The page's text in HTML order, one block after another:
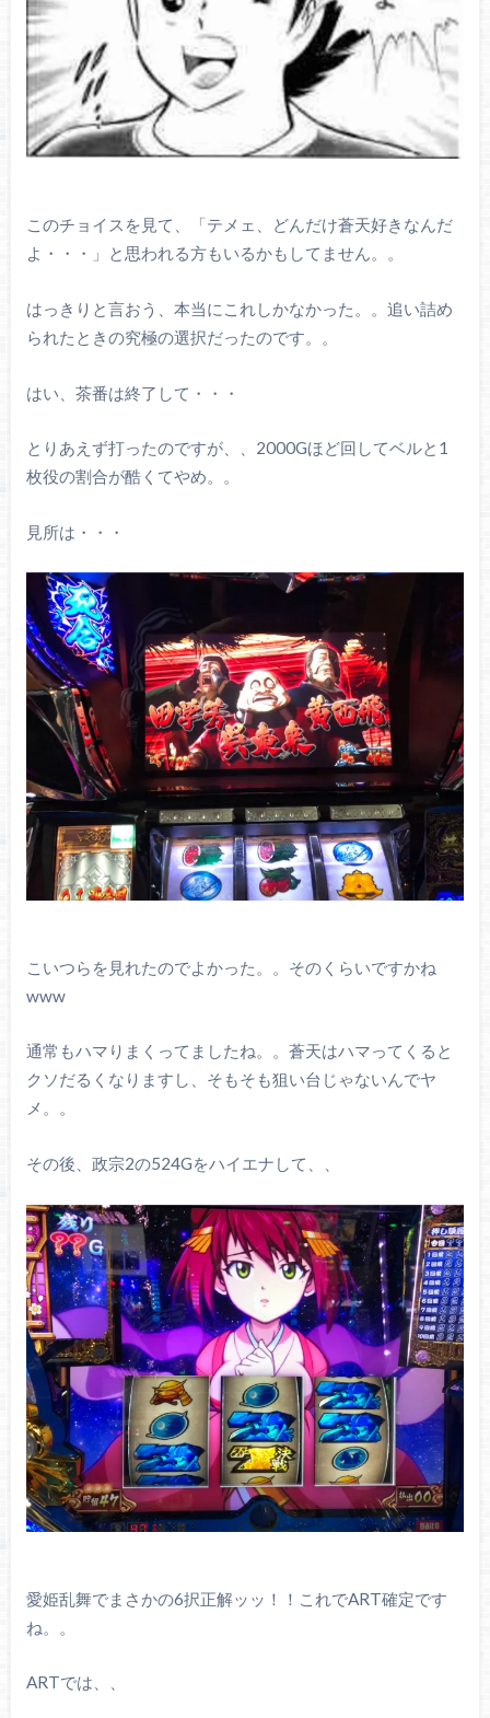
このチョイスを見て、「テメェ、どんだけ蒼天好きなんだ
よ・・・」と思われる方もいるかもしてません。。
はっきりと言おう、本当にこれしかなかった。。追い詰め
られたときの究極の選択だったのです。。
はい、茶番は終了して・・・
とりあえず打ったのですが、、2000Gほど回してベルと1
枚役の割合が酷くてやめ。。
見所は・・・
こいつらを見れたのでよかった。。そのくらいですかね
www
通常もハマりまくってましたね。。蒼天はハマってくると
クソだるくなりますし、そもそも狙い台じゃないんでヤ
メ。。
その後、政宗2の524Gをハイエナして、、
愛姫乱舞でまさかの6択正解ッッ！！これでART確定です
ね。。
ARTでは、、